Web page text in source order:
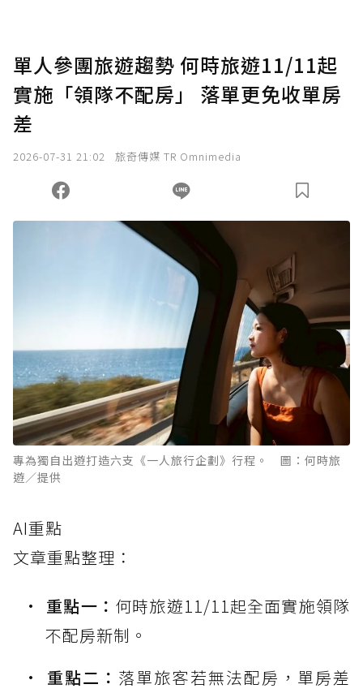
確認送出
您當前剩餘 U 利點數：0點；前往 購買點數
單人參團旅遊趨勢 何時旅遊11/11起
實施「領隊不配房」 落單更免收單房
差
2026-07-31 21:02 旅奇傳媒 TR Omnimedia
專為獨自出遊打造六支《一人旅行企劃》行程。 圖：何時旅
遊／提供
AI重點
文章重點整理：
重點一： 何時旅遊11/11起全面實施領隊
不配房新制。
重點二： 落單旅客若無法配房，單房差